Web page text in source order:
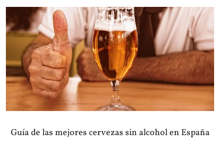
Guía de las mejores cervezas sin alcohol en España